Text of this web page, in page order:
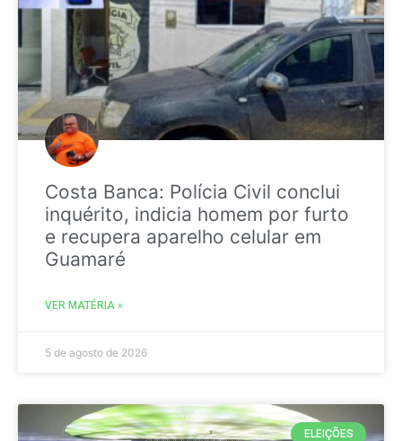
Costa Banca: Polícia Civil conclui
inquérito, indicia homem por furto
e recupera aparelho celular em
Guamaré
VER MATÉRIA »
5 de agosto de 2026
ELEIÇÕES